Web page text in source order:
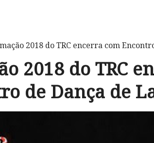
2018 do TRC encerra com
2018 do TRC
de Dança de